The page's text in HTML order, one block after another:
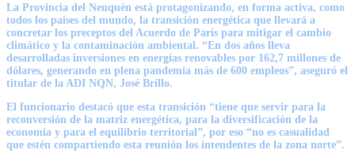
La Provincia del Neuquén está protagonizando, en forma activa, como
todos los países del mundo, la transición energética que llevará a
concretar los preceptos del Acuerdo de París para mitigar el cambio
climático y la contaminación ambiental. “En dos años lleva
desarrolladas inversiones en energías renovables por 162,7 millones de
dólares, generando en plena pandemia más de 600 empleos”, aseguró el
titular de la ADI NQN, José Brillo.
El funcionario destacó que esta transición “tiene que servir para la
reconversión de la matriz energética, para la diversificación de la
economía y para el equilibrio territorial”, por eso “no es casualidad
que estén compartiendo esta reunión los intendentes de la zona norte”.